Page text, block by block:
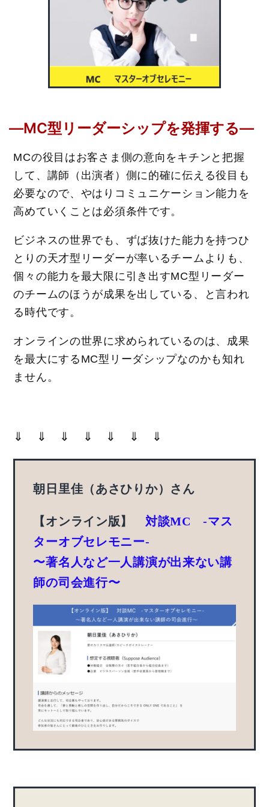
―MC型リーダーシップを発揮する―
MCの役目はお客さま側の意向をキチンと把握
して、講師（出演者）側に的確に伝える役目も
必要なので、やはりコミュニケーション能力を
高めていくことは必須条件です。
ビジネスの世界でも、ずば抜けた能力を持つひ
とりの天才型リーダーが率いるチームよりも、
個々の能力を最大限に引き出すMC型リーダー
のチームのほうが成果を出している、と言われ
る時代です。
オンラインの世界に求められているのは、成果
を最大にするMC型リーダシップなのかも知れ
ません。
⇓ ⇓ ⇓ ⇓ ⇓ ⇓ ⇓
朝日里佳（あさひりか）さん
【オンライン版】 対談MC -マス
ターオブセレモニー-
〜著名人など一人講演が出来ない講
師の司会進行〜